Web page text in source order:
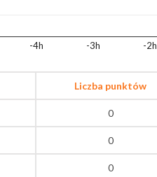
-4h -3h -2h
Liczba punktów
0
0
0